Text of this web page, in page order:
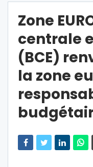
Zone
centrale
(BCE)
la zone